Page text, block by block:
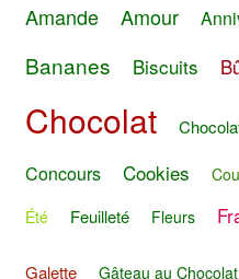
Amande Amour
Bananes Biscuits
Chocolat
Concours Cookies
Été Feuilleté Fleurs
Galette Gâteau au Chocolat